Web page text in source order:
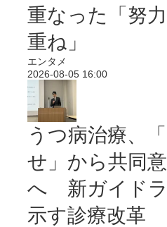
重なった「努
重ね」
エンタメ
2026-08-05 16:00
うつ病治療、
せ」から共同
へ 新ガイド
示す診療改革